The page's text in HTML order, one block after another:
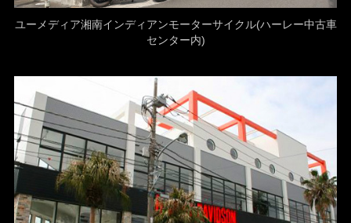
ユーメディア湘南インディアンモーターサイクル(ハーレー中古車
センター内)